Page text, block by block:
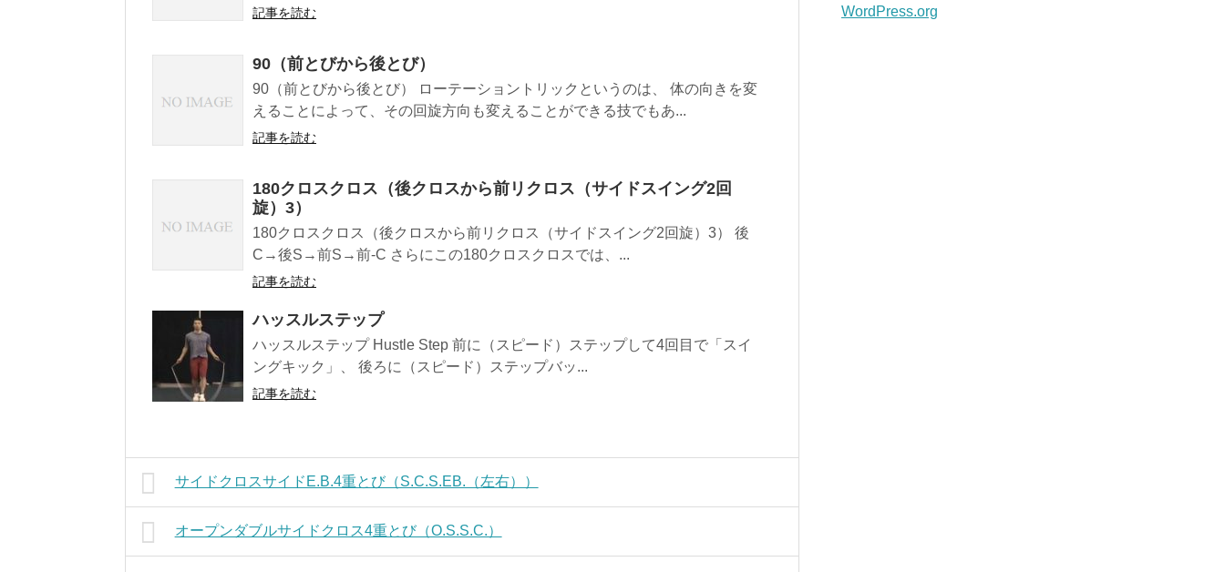
記事を読む
90（前とびから後とび）
90（前とびから後とび） ローテーショントリックというのは、 体の向きを変
えることによって、その回旋方向も変えることができる技でもあ...
記事を読む
180クロスクロス（後クロスから前リクロス（サイドスイング2回
旋）3）
180クロスクロス（後クロスから前リクロス（サイドスイング2回旋）3） 後
C→後S→前S→前-C さらにこの180クロスクロスでは、...
記事を読む
ハッスルステップ
ハッスルステップ Hustle Step 前に（スピード）ステップして4回目で「スイ
ングキック」、 後ろに（スピード）ステップバッ...
記事を読む
サイドクロスサイドE.B.4重とび（S.C.S.EB.（左右））
オープンダブルサイドクロス4重とび（O.S.S.C.）
WordPress.org